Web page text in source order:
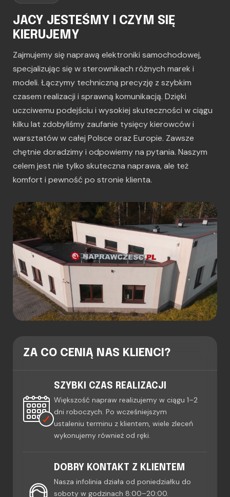
JACY JESTEŚMY I CZYM SIĘ
KIERUJEMY
Zajmujemy się naprawą elektroniki samochodowej,
specjalizując się w sterownikach różnych marek i
modeli. Łączymy techniczną precyzję z szybkim
czasem realizacji i sprawną komunikacją. Dzięki
uczciwemu podejściu i wysokiej skuteczności w ciągu
kilku lat zdobyliśmy zaufanie tysięcy kierowców i
warsztatów w całej Polsce oraz Europie. Zawsze
chętnie doradzimy i odpowiemy na pytania. Naszym
celem jest nie tylko skuteczna naprawa, ale też
komfort i pewność po stronie klienta.
ZA CO CENIĄ NAS KLIENCI?
SZYBKI CZAS REALIZACJI
Większość napraw realizujemy w ciągu 1–2
dni roboczych. Po wcześniejszym
ustaleniu terminu z klientem, wiele zleceń
wykonujemy również od ręki.
DOBRY KONTAKT Z KLIENTEM
Nasza infolinia działa od poniedziałku do
soboty w godzinach 8:00–20:00.